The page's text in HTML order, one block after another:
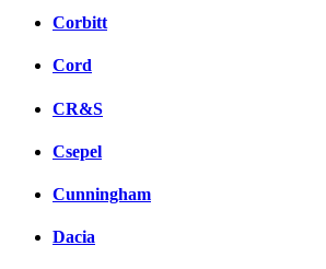
Corbitt
Cord
CR&S
Csepel
Cunningham
Dacia